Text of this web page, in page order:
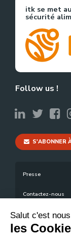
itk se met
sécurité
Follow us !
S'ABONNER
Presse
Contactez-nous
Mentions légales
Plan du site
Salut c'est
les